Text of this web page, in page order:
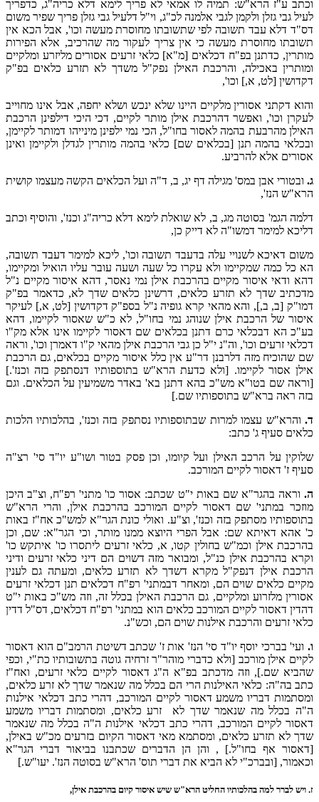
וכתב ע"ז הרא"ש: תמיה לו אמאי לא פריך לימא דלא כריה"ג, כדפריך
לעיל גבי גזלן ולקמן לגבי אלמנה לכ"ג, וי"ל דלעיל גבי גזלן פריך שפיר משום
דס"ד דלא עבד תשובה לפי שתשובתו מחוסרת מעשה וכו', אבל הכא אין
תשובתו מחוסרת מעשה כי אין צריך לעקור מה שהרכיב, אלא הפירות
מותרין, כדתנן בפ"ח דכלאים [מ"א] כלאי זרעים אסורים מליזרע ומלקיים
ומותרין באכילה, והרכבת האילן נפק"ל משדך לא תזרע כלאים בפ"ק
דקדושין [לט, א,] וכו',
והוא דקתני אסורין מלקיים היינו שלא ינכש ושלא יחפה, אבל אינו מחוייב
לעקרן וכו', ואפשר דהרכבת אילן מותר לקיים, דכי היכי דילפינן הרכבת
האילן מהרבעת בהמה לאסור בחו"ל, הכי נמי ילפינן מינייהו דמותר לקיימן,
ובכלאי בהמה תנן [בכלאים שם] כלאי בהמה מותרין לגדלן ולקיימן ואינן
אסורים אלא להרביע.
ג. ובטורי אבן במס' מגילה דף יג, ב, ד"ה ועל הכלאים הקשה מעצמו קושית
הרא"ש הנז',
דלמה הגמ' בסוטה מג, ב, לא שואלת לימא דלא כריה"ג וכנז', והוסיף וכתב
דליכא למימר דמשו"ה לא דייק כן,
משום דאיכא לשנויי עלה בדעבד תשובה וכו', ליכא למימר דעבד תשובה,
הא כל כמה שמקיימו ולא עקרו כל שעה ושעה עובר עליו הואיל ומקיימו,
דהא ודאי איסור מקיים בהרכבת אילן נמי נאסר, דהא איסור מקיים נ"ל
מדכתיב שדך לא תזרע כלאים, דרשינן כלאים שדך לא, כדאמר בפ"ק
דמו"ק [ב, ב,], והא מהאי קרא גופיה נ"ל בספ"ק דקדושין [לט, א,] לעיקר
איסור של הרכבת אילן שנוהג נמי בחו"ל, לא כ"ש שאסור לקיימו, דהא
בע"כ הא דבכלאי כרם דתנן בכלאים שם דאסור לקיימו אינו אלא מק"ו
דכלאי זרעים וכו', וה"נ י"ל כן גבי הרכבת אילן מהאי ק"ו דאמרן וכו', וראה
שם שהוכיח מזה דלרבנן דר"ע אין כלל איסור מקיים בכלאים, גם הרכבת
אילן אסור לקיימו. [ולא כדעת הרא"ש בתוספותיו דנסתפק בזה וכנז'.]
[וראה שם בטו"א מש"כ בהא דתנן בא' באדר משמיעין על הכלאים. וגם
בזה ראה ברא"ש בתוספותיו שם.]
ד. והרא"ש עצמו למרות שבתוספותיו נסתפק בזה וכנז', בהלכותיו הלכות
כלאים סעיף ג' כתב:
שלוקין על הרכב האילן ועל קיומו, וכן פסק בטור ושו"ע יו"ד סי' רצ"ה
סעיף ז' דאסור לקיים המורכב.
ה. וראה בהגר"א שם באות י"ט שכתב: אסור כו' מתני' רפ"ח, וצ"ב היכן
מוזכר במתני' שם דאסור לקיים המורכב בהרכבת אילן, והרי הרא"ש
בתוספותיו מסתפק בזה וכנז', וצ"ע. ואולי כונת הגר"א למש"כ אח"ז באות
כ' אהא דאיתא שם: אבל הפרי היוצא ממנו מותר, וכי הגר"א: שם, וכן
בהרכבת אילן וכמ"ש בחולין קטו, א, כלאי זרעים ליתסרו כו' איתקש כו'
וקרא בהרכבת אילן כנ"ל, ומבואר מזה דשוים הם דיני כלאי זרעים ודיני
הרכבת אילן דנפק"ל מקרא דשדך לא תזרע כלאים, ומעתה גם לענין
מקיים כלאים שוים הם, ומאחר דבמתני' רפ"ח דכלאים תנן דכלאי זרעים
אסורין מלזרוע ומלקיים, גם הרכבת האילן בכלל זה, וזה מש"כ באות י"ט
דהדין דאסור לקיים המורכב כלאים הוא במתני' רפ"ח דכלאים, דס"ל דדין
כלאי זרעים והרכבת אילנות שוים הם, וכש"נ.
ו. ועי' בברכי יוסף יו"ד סי' הנז' אות ז' שכתב דשיטת הרמב"ם הוא דאסור
לקיים אילן מורכב [ולא כדברי מוהר"ר זרחיה גוטה בתשובותיו כת"י, וכפי
שהביא שם.], וזה מדכתב בפ"א ה"ג דאסור לקיים כלאי זרעים, ואח"ז
כתב בה"ה: כלאי האילנות הרי הם בכלל מה שנאמר שדך לא זרע כלאים,
ומסתמות דבריו משמע דאסור לקיים המורכב, דהרי כתב דכלאי אילנות
ה"ה בכלל מה שנאמר שדך לא זרע כלאים, ומסתמות דבריו משמע
דאסור לקיים המורכב, דהרי כתב דכלאי אילנות ה"ה בכלל מה שנאמר
שדך לא תזרע כלאים, ומסתמא מאי דאסור הקיום בזרעים מכ"ש באילן,
[דאסור אף בחו"ל.] , והן הן הדברים שכתבנו בביאור דברי הגר"א
וכאמור, [ובברכ"י לא הביא את דברי תוס' הרא"ש בסוטה הנז'. יעו"ש.]
ז. ויש לברר למה בהלכותיו החליט הרא"ש שיש איסור קיום בהרכבת אילן,